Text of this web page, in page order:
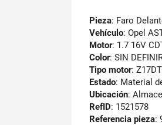
Pieza: Faro
Vehículo: Opel
Motor: 1.7 16V
Color: SIN
Tipo motor:
Estado: Material
Ubicación:
RefID: 1521578
Referencia pieza: